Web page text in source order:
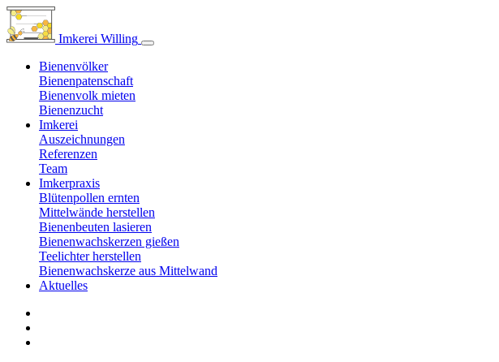
Imkerei Willing
Bienenvölker
Bienenpatenschaft
Bienenvolk mieten
Bienenzucht
Imkerei
Auszeichnungen
Referenzen
Team
Imkerpraxis
Blütenpollen ernten
Mittelwände herstellen
Bienenbeuten lasieren
Bienenwachskerzen gießen
Teelichter herstellen
Bienenwachskerze aus Mittelwand
Aktuelles